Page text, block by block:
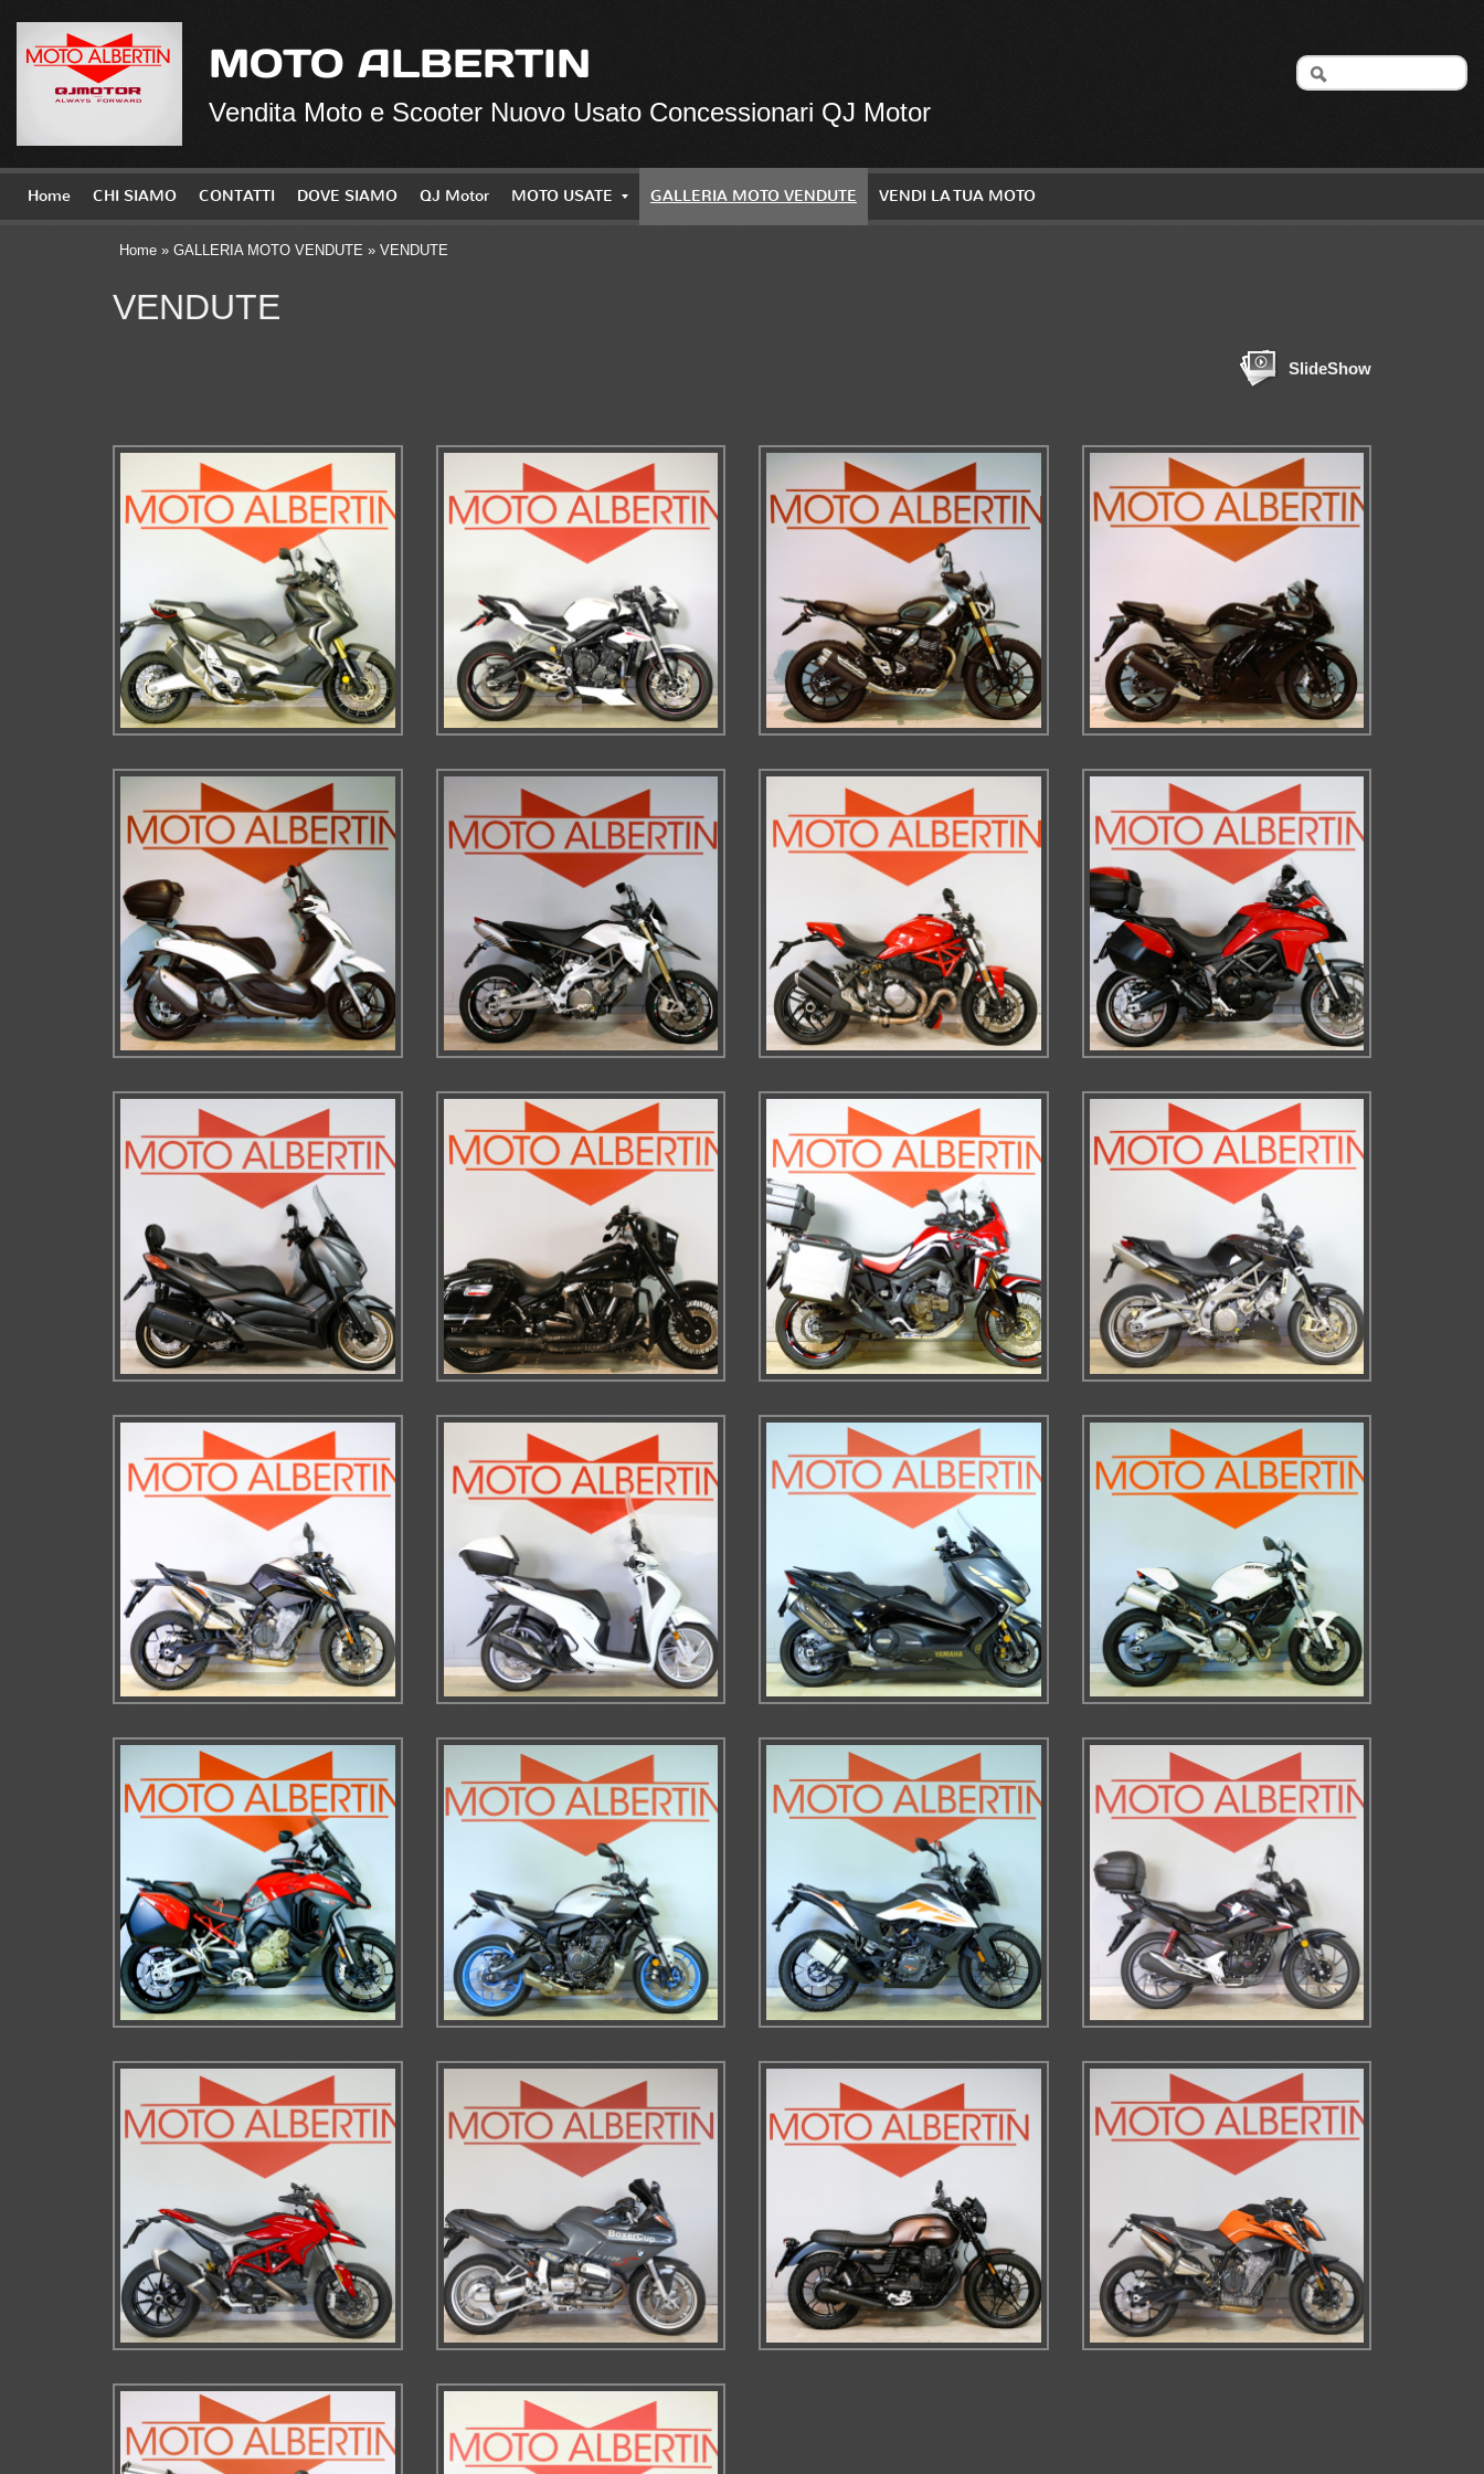
MOTO ALBERTIN
Vendita Moto e Scooter Nuovo Usato Concessionari QJ Motor
Home CHI SIAMO CONTATTI DOVE SIAMO QJ Motor MOTO USATE GALLERIA MOTO VENDUTE VENDI LA TUA MOTO
Home » GALLERIA MOTO VENDUTE » VENDUTE
VENDUTE
SlideShow